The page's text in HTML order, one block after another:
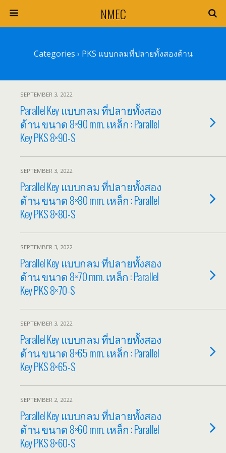
NMEC
Categories › PKS แบบกลมที่ปลายทั้งสองด้าน
SEPTEMBER 3, 2022
Parallel Key แบบกลม ที่ปลายทั้งสอง
ด้าน ขนาด 8×90 mm. เหล็ก : Parallel
Key PKS 8×90-S
SEPTEMBER 3, 2022
Parallel Key แบบกลม ที่ปลายทั้งสอง
ด้าน ขนาด 8×80 mm. เหล็ก : Parallel
Key PKS 8×80-S
SEPTEMBER 3, 2022
Parallel Key แบบกลม ที่ปลายทั้งสอง
ด้าน ขนาด 8×70 mm. เหล็ก : Parallel
Key PKS 8×70-S
SEPTEMBER 3, 2022
Parallel Key แบบกลม ที่ปลายทั้งสอง
ด้าน ขนาด 8×65 mm. เหล็ก : Parallel
Key PKS 8×65-S
SEPTEMBER 2, 2022
Parallel Key แบบกลม ที่ปลายทั้งสอง
ด้าน ขนาด 8×60 mm. เหล็ก : Parallel
Key PKS 8×60-S